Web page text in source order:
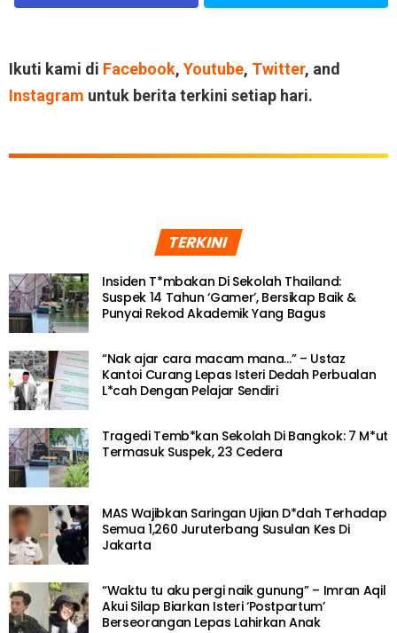
Ikuti kami di Facebook, Youtube, Twitter, and
Instagram untuk berita terkini setiap hari.
TERKINI
Insiden T*mbakan Di Sekolah Thailand:
Suspek 14 Tahun ‘Gamer’, Bersikap Baik &
Punyai Rekod Akademik Yang Bagus
“Nak ajar cara macam mana…” – Ustaz
Kantoi Curang Lepas Isteri Dedah Perbualan
L*cah Dengan Pelajar Sendiri
Tragedi Temb*kan Sekolah Di Bangkok: 7 M*ut
Termasuk Suspek, 23 Cedera
MAS Wajibkan Saringan Ujian D*dah Terhadap
Semua 1,260 Juruterbang Susulan Kes Di
Jakarta
“Waktu tu aku pergi naik gunung” – Imran Aqil
Akui Silap Biarkan Isteri ‘Postpartum’
Berseorangan Lepas Lahirkan Anak